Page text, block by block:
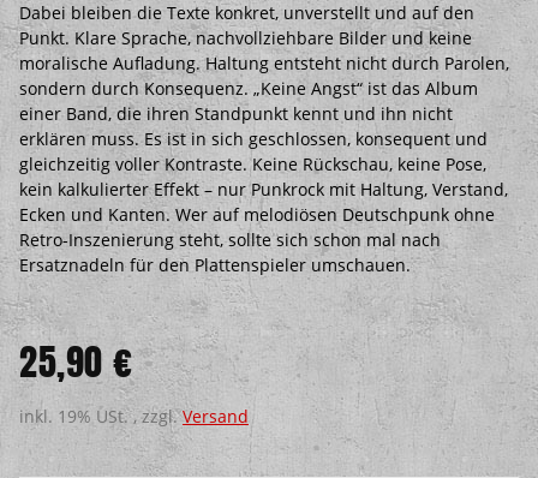
Dabei bleiben die Texte konkret, unverstellt und auf den
Punkt. Klare Sprache, nachvollziehbare Bilder und keine
moralische Aufladung. Haltung entsteht nicht durch Parolen,
sondern durch Konsequenz. „Keine Angst“ ist das Album
einer Band, die ihren Standpunkt kennt und ihn nicht
erklären muss. Es ist in sich geschlossen, konsequent und
gleichzeitig voller Kontraste. Keine Rückschau, keine Pose,
kein kalkulierter Effekt – nur Punkrock mit Haltung, Verstand,
Ecken und Kanten. Wer auf melodiösen Deutschpunk ohne
Retro-Inszenierung steht, sollte sich schon mal nach
Ersatznadeln für den Plattenspieler umschauen.
25,90 €
inkl. 19% USt. , zzgl.Versand